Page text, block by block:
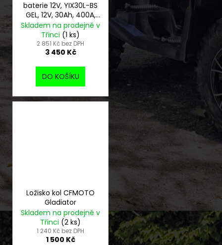
baterie 12V, YIX30L-BS
GEL, 12V, 30Ah, 400A,
bezúdržbová GEL
technologie
165x125x175 FULBAT
(aktivovaná ve
Skladem na prodejně v
Třinci (1 ks)
2 851 Kč bez DPH
3 450 Kč
DO KOŠÍKU
Ložisko kol CFMOTO
Gladiator
Skladem na prodejně v
Třinci (2 ks)
1 240 Kč bez DPH
1 500 Kč